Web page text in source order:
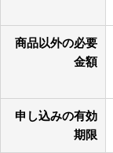
商品以外の必要
金額
申し込みの有効
期限